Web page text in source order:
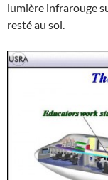
lumière infrarouge
resté au sol.